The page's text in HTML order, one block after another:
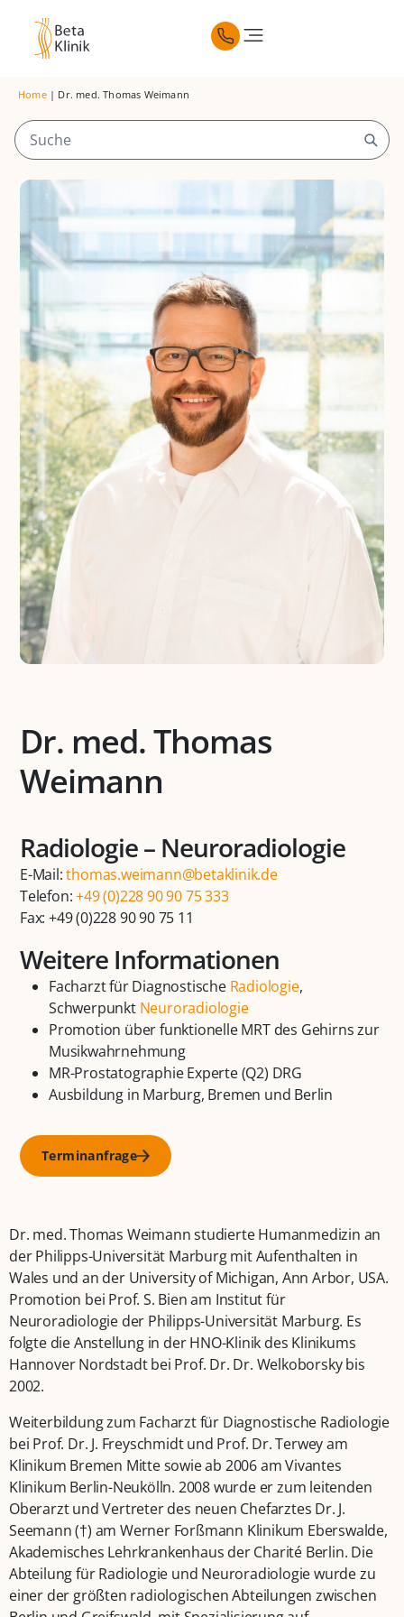
Home| Dr. med. Thomas Weimann
Dr. med. Thomas
Weimann
Radiologie – Neuroradiologie
E-Mail:thomas.weimann@betaklinik.de
Telefon:+49 (0)228 90 90 75 333
Fax: +49 (0)228 90 90 75 11
Weitere Informationen
Facharzt für Diagnostische Radiologie,
Schwerpunkt Neuroradiologie
Promotion über funktionelle MRT des Gehirns zur
Musikwahrnehmung
MR-Prostatographie Experte (Q2) DRG
Ausbildung in Marburg, Bremen und Berlin
Terminanfrage
Dr. med. Thomas Weimann studierte Humanmedizin an
der Philipps-Universität Marburg mit Aufenthalten in
Wales und an der University of Michigan, Ann Arbor, USA.
Promotion bei Prof. S. Bien am Institut für
Neuroradiologie der Philipps-Universität Marburg. Es
folgte die Anstellung in der HNO-Klinik des Klinikums
Hannover Nordstadt bei Prof. Dr. Dr. Welkoborsky bis
2002.
Weiterbildung zum Facharzt für Diagnostische Radiologie
bei Prof. Dr. J. Freyschmidt und Prof. Dr. Terwey am
Klinikum Bremen Mitte sowie ab 2006 am Vivantes
Klinikum Berlin-Neukölln. 2008 wurde er zum leitenden
Oberarzt und Vertreter des neuen Chefarztes Dr. J.
Seemann (†) am Werner Forßmann Klinikum Eberswalde,
Akademisches Lehrkrankenhaus der Charité Berlin. Die
Abteilung für Radiologie und Neuroradiologie wurde zu
einer der größten radiologischen Abteilungen zwischen